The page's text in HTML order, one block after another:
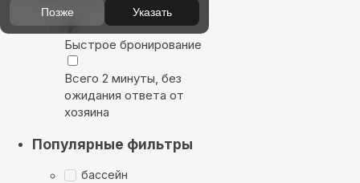
Быстрое бронирование
Всего 2 минуты, без
ожидания ответа от
хозяина
Популярные фильтры
бассейн
Позже Указать